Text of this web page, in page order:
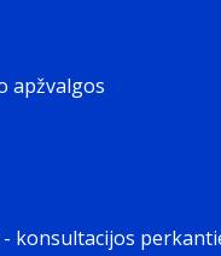
apžvalgos
konsultacijos